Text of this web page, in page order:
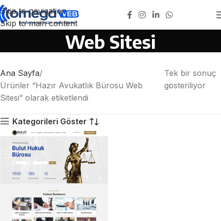
Skip to navigation
Skip to main content
Hazır Avukatlık Bürosu
Web Sitesi
Ana Sayfa
Ürünler “Hazır Avukatlık Bürosu Web
Sitesi” olarak etiketlendi
Tek bir sonuç
gösteriliyor
Kategorileri Göster